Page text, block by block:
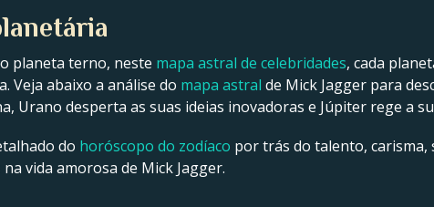
planeta terno, neste mapa astral de celebridades, cada
Veja abaixo a análise do mapa astral de Mick Jagger para
Urano desperta as suas ideias inovadoras e Júpiter rege a
do horóscopo do zodíaco por trás do talento,
vida amorosa de Mick Jagger.